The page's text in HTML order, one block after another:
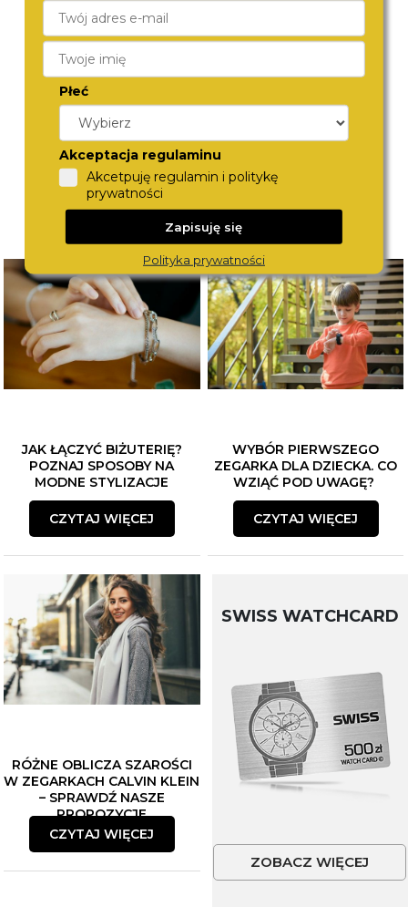
SLAZENGER
SL.09.2644.3.320
290,- 270,-
JAK ŁĄCZYĆ BIŻUTERIĘ?
POZNAJ SPOSOBY NA
MODNE STYLIZACJE
CZYTAJ WIĘCEJ
WYBÓR PIERWSZEGO
ZEGARKA DLA DZIECKA. CO
WZIĄĆ POD UWAGĘ?
CZYTAJ WIĘCEJ
RÓŻNE OBLICZA SZAROŚCI
W ZEGARKACH CALVIN KLEIN
– SPRAWDŹ NASZE
PROPOZYCJE
CZYTAJ WIĘCEJ
SWISS WATCHCARD
ZOBACZ WIĘCEJ
Płeć
Akceptacja regulaminu
Akcetpuję regulamin i politykę
prywatności
Zapisuję się
Polityka prywatności